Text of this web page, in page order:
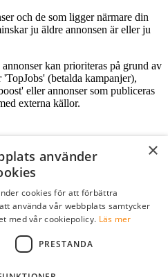
och de som ligger närmare din
ju äldre annonsen är eller ju
kan prioriteras på grund av
(betalda kampanjer),
eller annonser som publiceras
externa källor.
×
använder
cookies för att förbättra
använda vår webbplats samtycker
med vår cookiepolicy. Läs mer
PRESTANDA